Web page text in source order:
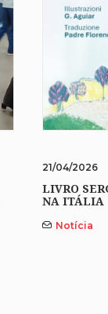
21/04/2026
LIVRO
NA ITÁLIA
Notícia